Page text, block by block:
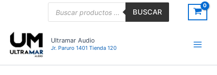
BUSCAR
Ultramar Audio
Jr. Paruro 1401 Tienda 120